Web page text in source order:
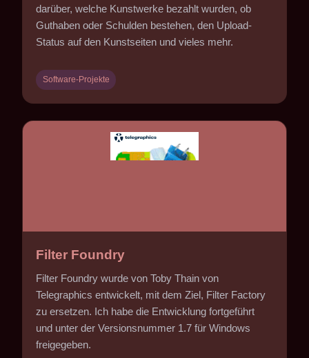
darüber, welche Kunstwerke bezahlt wurden, ob
Guthaben oder Schulden bestehen, den Upload-
Status auf den Kunstseiten und vieles mehr.
Software-Projekte
Filter Foundry
Filter Foundry wurde von Toby Thain von
Telegraphics entwickelt, mit dem Ziel, Filter Factory
zu ersetzen. Ich habe die Entwicklung fortgeführt
und unter der Versionsnummer 1.7 für Windows
freigegeben.